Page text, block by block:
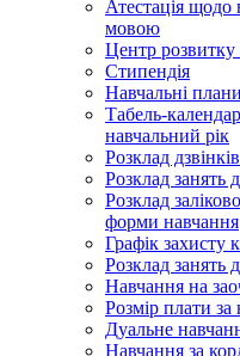
Атестація щодо
мовою
Центр розвитку
Стипендія
Навчальні плани
Табель-
навчальний рік
Розклад дзвінків
Розклад занять
Розклад
форми навчання
Графік захисту
Розклад занять
Навчання на
Розмір плати за
Дуальне
Навчання за